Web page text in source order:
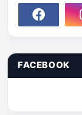
FACEBOOK